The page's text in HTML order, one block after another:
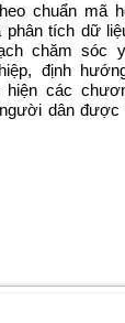
chuẩn mã
tích dữ
chăm sóc
định
các
dân được